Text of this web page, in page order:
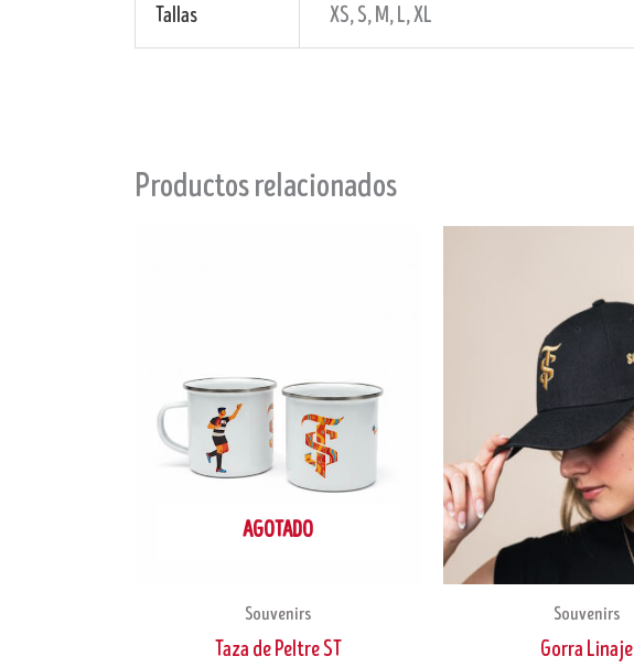
Tallas XS, S, M, L, XL
Productos relacionados
AGOTADO
Souvenirs
Taza de Peltre ST
Souvenirs
Gorra Linaje